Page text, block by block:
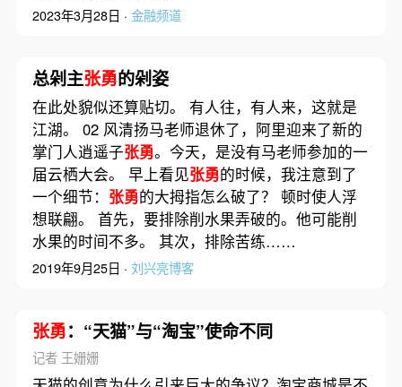
2023年3月28日 · 金融频道
总剁主张勇的剁姿
在此处貌似还算贴切。 有人往，有人来，这就是
江湖。 02 风清扬马老师退休了，阿里迎来了新的
掌门人逍遥子张勇。今天，是没有马老师参加的一
届云栖大会。 早上看见张勇的时候，我注意到了
一个细节： 张勇的大拇指怎么破了？ 顿时使人浮
想联翩。 首先，要排除削水果弄破的。他可能削
水果的时间不多。 其次，排除苦练……
2019年9月25日 · 刘兴亮博客
张勇：“天猫”与“淘宝”使命不同
记者 王姗姗